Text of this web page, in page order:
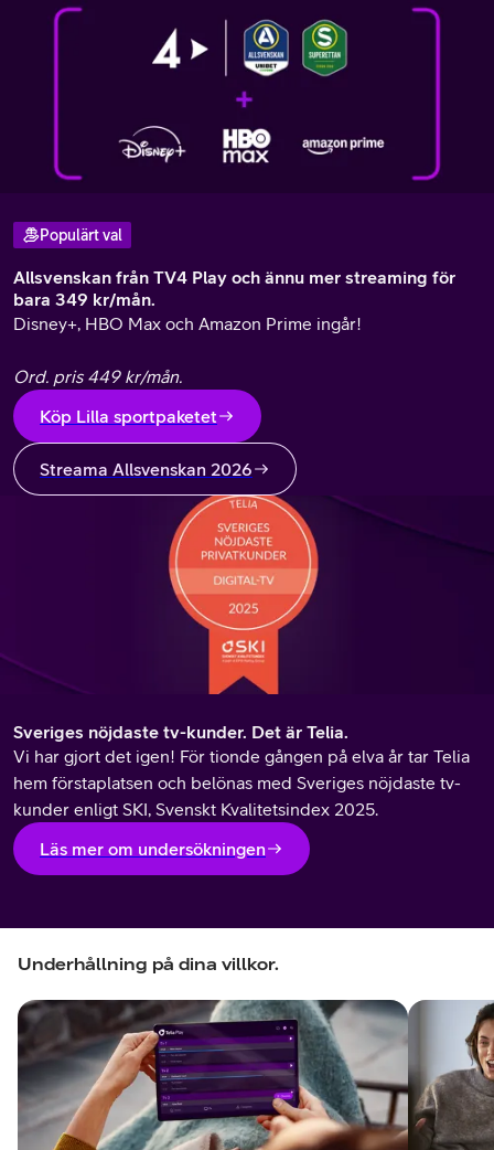
Populärt val
Allsvenskan från TV4 Play och ännu mer streaming för
bara 349 kr/mån.
Disney+, HBO Max och Amazon Prime ingår!
Ord. pris 449 kr/mån.
Köp Lilla sportpaketet
Streama Allsvenskan 2026
Sveriges nöjdaste tv-kunder. Det är Telia.
Vi har gjort det igen! För tionde gången på elva år tar Telia
hem förstaplatsen och belönas med Sveriges nöjdaste tv-
kunder enligt SKI, Svenskt Kvalitetsindex 2025.
Läs mer om undersökningen
Underhållning på dina villkor.